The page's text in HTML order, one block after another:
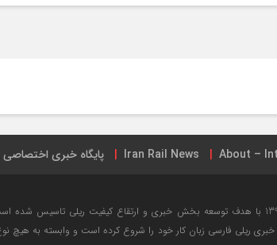
About –
Iran Rail News پایگاه خبری اختصاصی
راه آهن ایران مرکز آموزش راه آهن نرم افزار ریل
پایگاه خبری ریل نیوز در سال 1396 با هدف توسعه بخش خبری و ارتقاع کیفیت ریلی تاسیس
خبری ریلی فارسی زبان کار خود را شروع کرده است و وابسته به هیچ